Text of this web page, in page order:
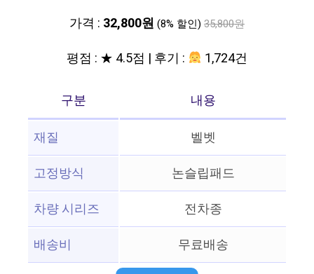
가격 : 32,800원 (8% 할인) 35,800원
평점 : ★ 4.5점 | 후기 : 1,724건
구분
내용
재질
벨벳
고정방식
논슬립패드
차량 시리즈
전차종
배송비
무료배송